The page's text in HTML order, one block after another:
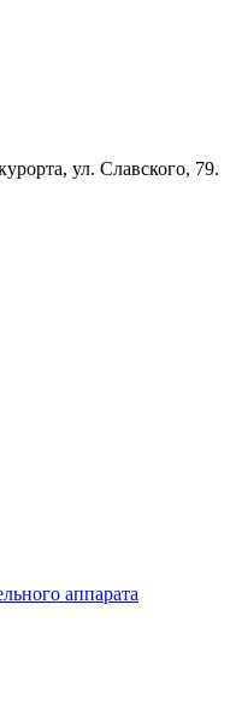
ул. Славского, 79.
аппарата